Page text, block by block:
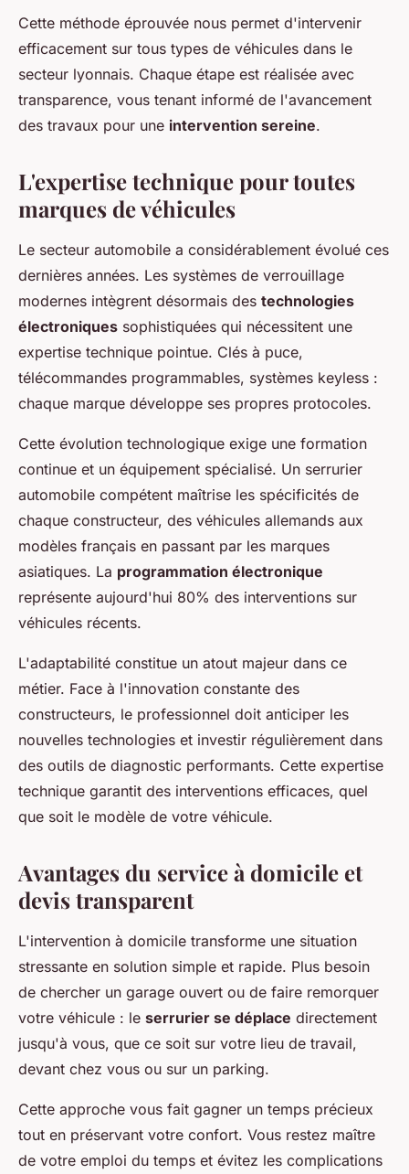
Cette méthode éprouvée nous permet d'intervenir
efficacement sur tous types de véhicules dans le
secteur lyonnais. Chaque étape est réalisée avec
transparence, vous tenant informé de l'avancement
des travaux pour une intervention sereine.
L'expertise technique pour toutes
marques de véhicules
Le secteur automobile a considérablement évolué ces
dernières années. Les systèmes de verrouillage
modernes intègrent désormais des technologies
électroniques sophistiquées qui nécessitent une
expertise technique pointue. Clés à puce,
télécommandes programmables, systèmes keyless :
chaque marque développe ses propres protocoles.
Cette évolution technologique exige une formation
continue et un équipement spécialisé. Un serrurier
automobile compétent maîtrise les spécificités de
chaque constructeur, des véhicules allemands aux
modèles français en passant par les marques
asiatiques. La programmation électronique
représente aujourd'hui 80% des interventions sur
véhicules récents.
L'adaptabilité constitue un atout majeur dans ce
métier. Face à l'innovation constante des
constructeurs, le professionnel doit anticiper les
nouvelles technologies et investir régulièrement dans
des outils de diagnostic performants. Cette expertise
technique garantit des interventions efficaces, quel
que soit le modèle de votre véhicule.
Avantages du service à domicile et
devis transparent
L'intervention à domicile transforme une situation
stressante en solution simple et rapide. Plus besoin
de chercher un garage ouvert ou de faire remorquer
votre véhicule : le serrurier se déplace directement
jusqu'à vous, que ce soit sur votre lieu de travail,
devant chez vous ou sur un parking.
Cette approche vous fait gagner un temps précieux
tout en préservant votre confort. Vous restez maître
de votre emploi du temps et évitez les complications